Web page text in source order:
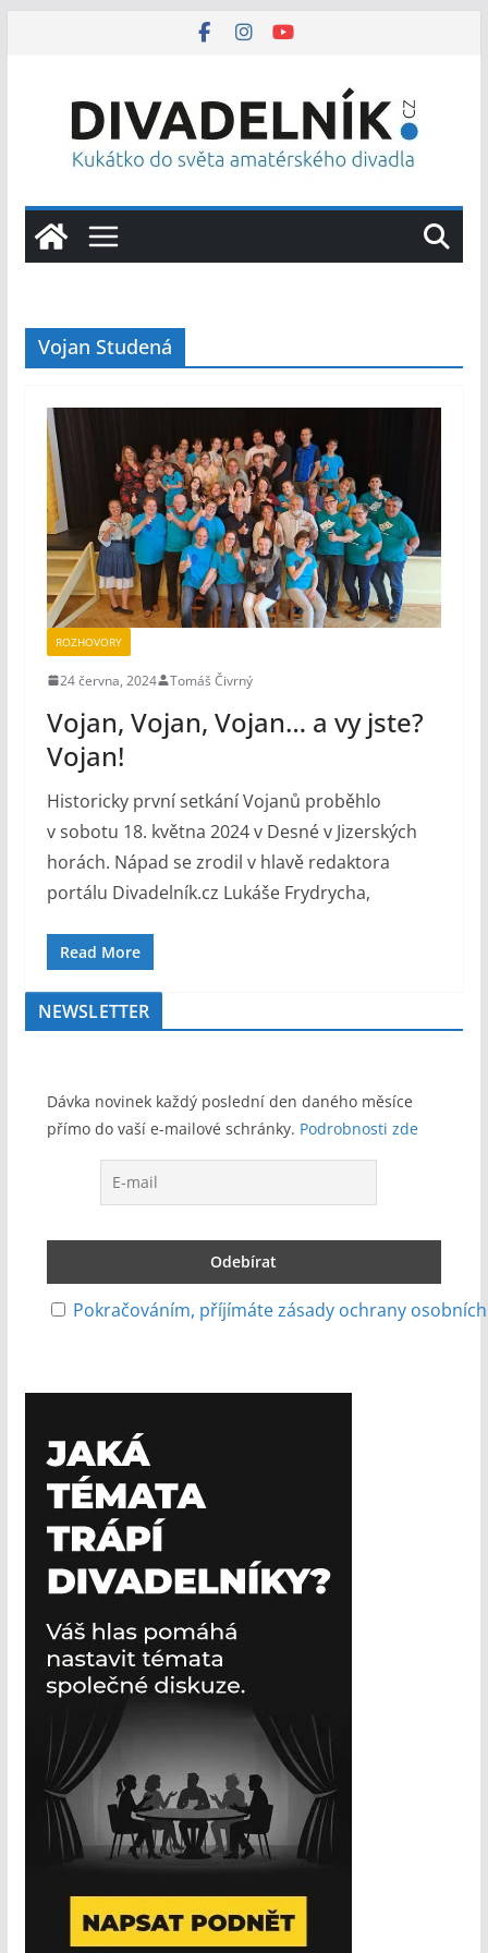
Vojan Studená
ROZHOVORY
24 června, 2024 Tomáš Čivrný
Vojan, Vojan, Vojan… a vy jste?
Vojan!
Historicky první setkání Vojanů proběhlo
v sobotu 18. května 2024 v Desné v Jizerských
horách. Nápad se zrodil v hlavě redaktora
portálu Divadelník.cz Lukáše Frydrycha,
Read More
NEWSLETTER
Dávka novinek každý poslední den daného měsíce
přímo do vaší e-mailové schránky. Podrobnosti zde
Pokračováním, příjímáte zásady ochrany